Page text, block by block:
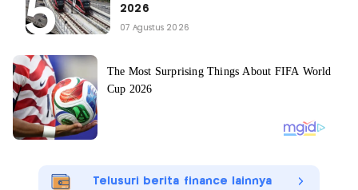
2026
07 Agustus 2026
Telusuri berita finance lainnya